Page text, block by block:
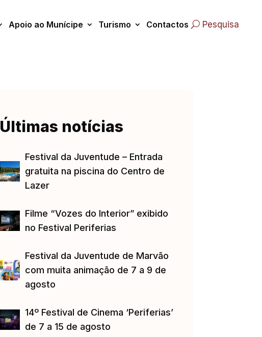
Apoio ao Munícipe Turismo Contactos Pesquisa
Últimas notícias
Festival da Juventude – Entrada
gratuita na piscina do Centro de
Lazer
Filme “Vozes do Interior” exibido
no Festival Periferias
Festival da Juventude de Marvão
com muita animação de 7 a 9 de
agosto
14º Festival de Cinema ‘Periferias’
de 7 a 15 de agosto